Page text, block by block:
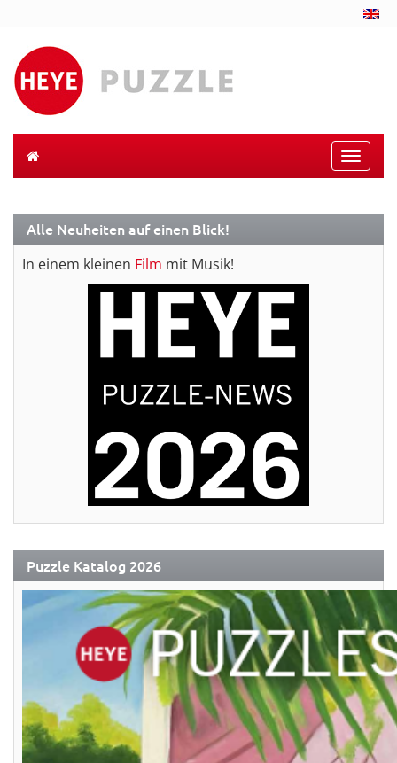
Toggle
Alle Neuheiten auf einen Blick!
In einem kleinen Film mit Musik!
Puzzle Katalog 2026